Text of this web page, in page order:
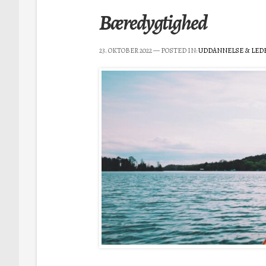
Bæredygtighed
23. OKTOBER 2022— POSTED IN:UDDANNELSE &